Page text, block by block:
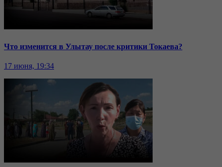
Что изменится в Улытау после критики Токаева?
17 июня, 19:34